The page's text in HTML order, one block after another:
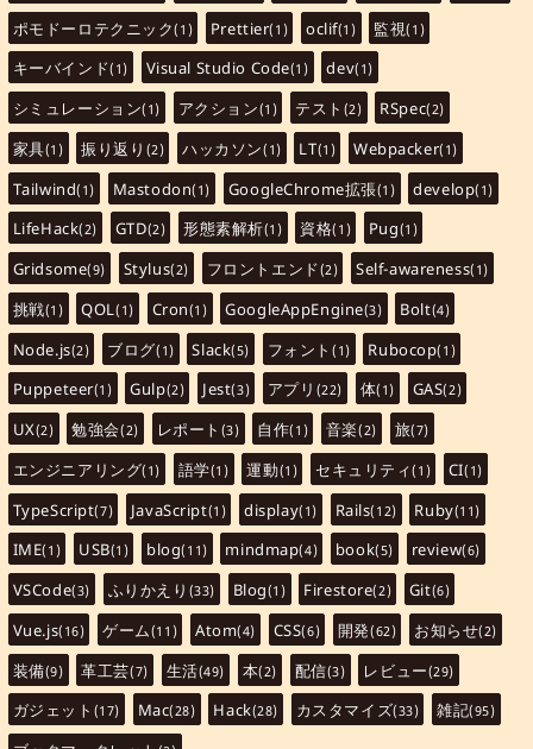
ポモドーロテクニック(1) Prettier(1) oclif(1) 監視(1)
キーバインド(1) Visual Studio Code(1) dev(1)
シミュレーション(1) アクション(1) テスト (2) RSpec(2)
家具(1) 振り返り (2) ハッカソン(1) LT(1) Webpacker(1)
Tailwind(1) Mastodon(1) GoogleChrome拡張(1) develop(1)
LifeHack(2) GTD(2) 形態素解析(1) 資格(1) Pug(1)
Gridsome(9) Stylus(2) フロントエンド(2) Self-awareness(1)
挑戦(1) QOL(1) Cron(1) GoogleAppEngine(3) Bolt(4)
Node.js(2) ブログ(1) Slack(5) フォント(1) Rubocop(1)
Puppeteer(1) Gulp(2) Jest(3) アプリ (22) 体(1) GAS(2)
UX(2) 勉強会(2) レポート (3) 自作(1) 音楽(2) 旅(7)
エンジニアリング(1) 語学(1) 運動(1) セキュリティ(1) CI(1)
TypeScript(7) JavaScript(1) display(1) Rails(12) Ruby(11)
IME(1) USB(1) blog(11) mindmap(4) book(5) review(6)
VSCode(3) ふりかえり (33) Blog(1) Firestore(2) Git(6)
Vue.js(16) ゲーム(11) Atom(4) CSS(6) 開発(62) お知らせ(2)
装備(9) 革工芸(7) 生活(49) 本(2) 配信(3) レビュー(29)
ガジェット (17) Mac(28) Hack(28) カスタマイズ(33) 雑記(95)